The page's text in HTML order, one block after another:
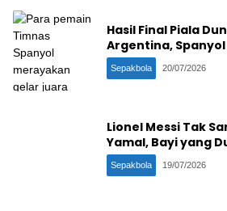
Hasil Final Piala
Argentina,
Sepakbola 20/07/2026
Lionel Messi Tak
Yamal, Bayi yang
Sepakbola 19/07/2026